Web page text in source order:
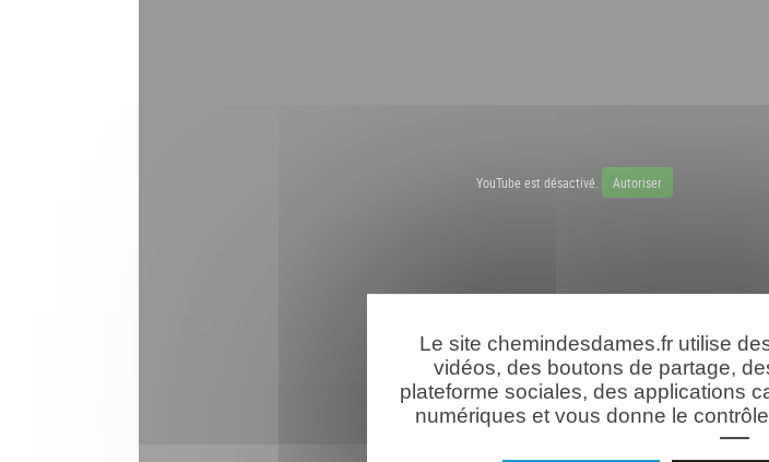
YouTube est désactivé. Autoriser
Le site chemindesdames.fr utilise
vidéos, des boutons de partage,
plateforme sociales, des applications
numériques et vous donne le